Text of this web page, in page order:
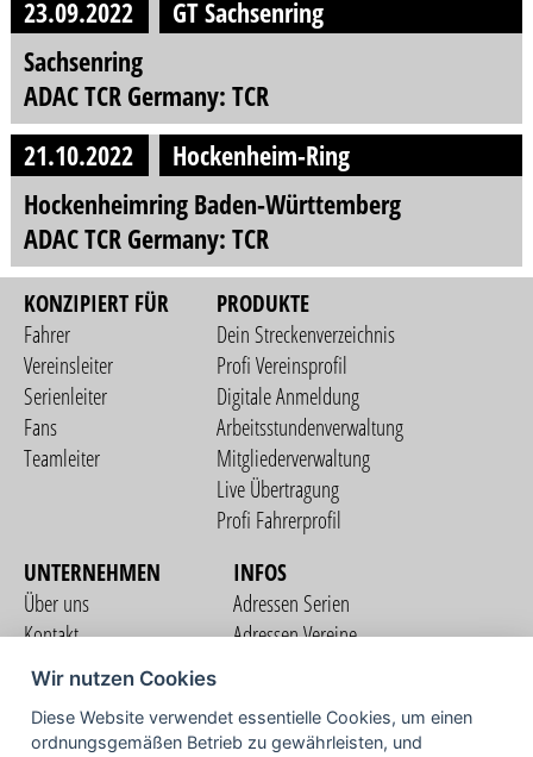
23.09.2022
GT Sachsenring
Sachsenring
ADAC TCR Germany: TCR
21.10.2022
Hockenheim-Ring
Hockenheimring Baden-Württemberg
ADAC TCR Germany: TCR
KONZIPIERT FÜR
Fahrer
Vereinsleiter
Serienleiter
Fans
Teamleiter
PRODUKTE
Dein Streckenverzeichnis
Profi Vereinsprofil
Digitale Anmeldung
Arbeitsstundenverwaltung
Mitgliederverwaltung
Live Übertragung
Profi Fahrerprofil
UNTERNEHMEN
Über uns
Kontakt
Nutzungsbedingungen
Datenschutzerklärung
Impressum
INFOS
Adressen Serien
Adressen Vereine
COMMUNITY
Wir nutzen Cookies
Diese Website verwendet essentielle Cookies, um einen
ordnungsgemäßen Betrieb zu gewährleisten, und